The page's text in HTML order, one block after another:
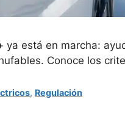
ya está en marcha:
Conoce los
, Regulación